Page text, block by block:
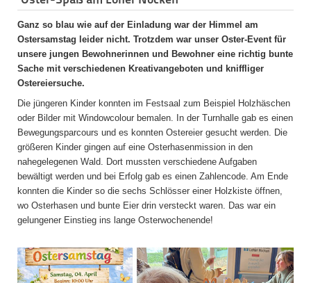
Ganz so blau wie auf der Einladung war der Himmel am
Ostersamstag leider nicht. Trotzdem war unser Oster-Event für
unsere jungen Bewohnerinnen und Bewohner eine richtig bunte
Sache mit verschiedenen Kreativangeboten und kniffliger
Ostereiersuche.
Die jüngeren Kinder konnten im Festsaal zum Beispiel Holzhäschen
oder Bilder mit Windowcolour bemalen. In der Turnhalle gab es einen
Bewegungsparcours und es konnten Ostereier gesucht werden. Die
größeren Kinder gingen auf eine Osterhasenmission in den
nahegelegenen Wald. Dort mussten verschiedene Aufgaben
bewältigt werden und bei Erfolg gab es einen Zahlencode. Am Ende
konnten die Kinder so die sechs Schlösser einer Holzkiste öffnen,
wo Osterhasen und bunte Eier drin versteckt waren. Das war ein
gelungener Einstieg ins lange Osterwochenende!